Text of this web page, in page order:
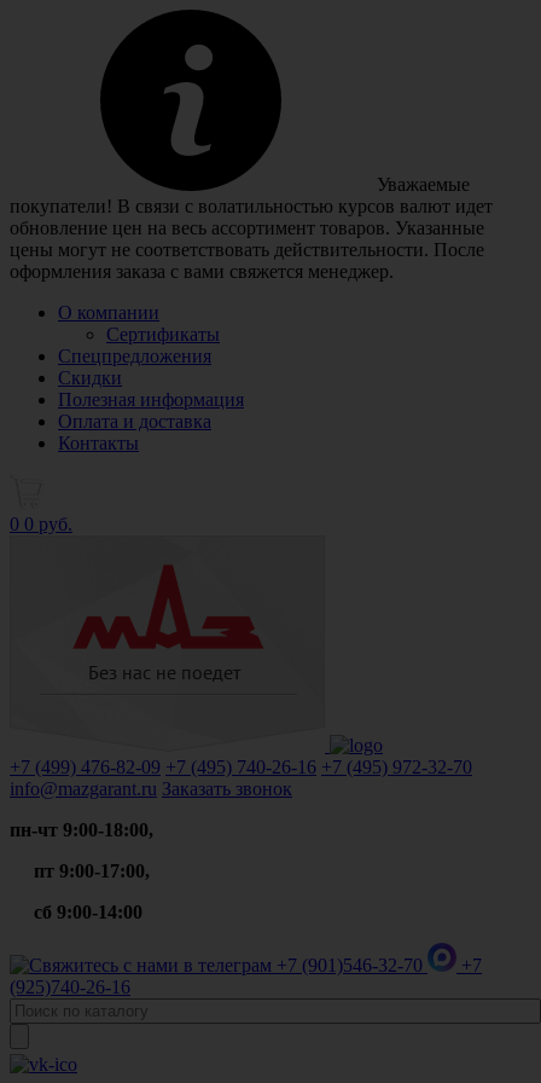
Уважаемые
покупатели! В связи с волатильностью курсов валют идет
обновление цен на весь ассортимент товаров. Указанные
цены могут не соответствовать действительности. После
оформления заказа с вами свяжется менеджер.
О компании
Сертификаты
Спецпредложения
Скидки
Полезная информация
Оплата и доставка
Контакты
0 0 руб.
+7 (499) 476-82-09 +7 (495) 740-26-16 +7 (495) 972-32-70
info@mazgarant.ru Заказать звонок
пн-чт 9:00-18:00,
пт 9:00-17:00,
сб 9:00-14:00
+7 (901)546-32-70
+7
(925)740-26-16